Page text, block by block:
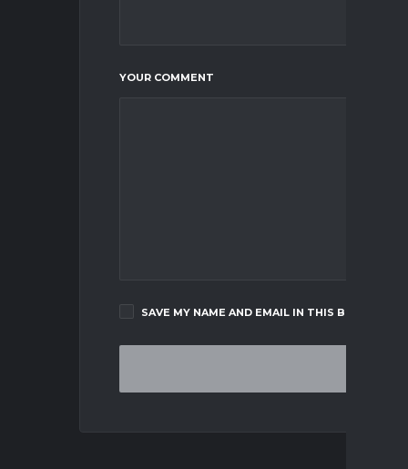
YOUR COMMENT
SAVE MY NAME AND EMAIL IN THIS BROWSER